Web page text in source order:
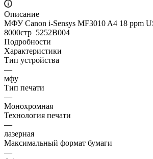
Описание
МФУ Canon i-Sensys MF3010 A4 18 ppm
8000стр 5252B004
Подробности
Характеристики
Тип устройства
—
мфу
Тип печати
—
Монохромная
Технология печати
—
лазерная
Максимальный формат бумаги
—